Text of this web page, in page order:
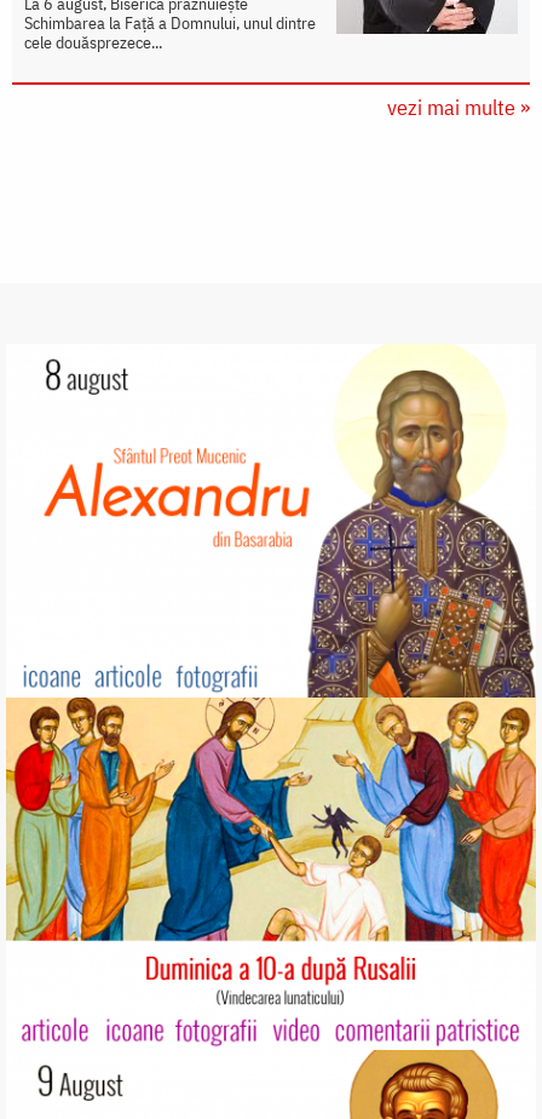
Schimbarea la Față a Domnului, unul dintre
cele douăsprezece...
vezi mai multe »